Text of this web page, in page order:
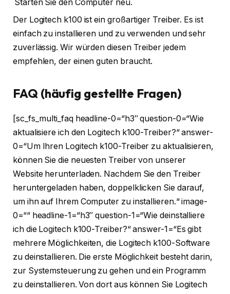
Starten Sie den Computer neu.
Der Logitech k100 ist ein großartiger Treiber. Es ist
einfach zu installieren und zu verwenden und sehr
zuverlässig. Wir würden diesen Treiber jedem
empfehlen, der einen guten braucht.
FAQ (häufig gestellte Fragen)
[sc_fs_multi_faq headline-0=“h3″ question-0=“Wie
aktualisiere ich den Logitech k100-Treiber?“ answer-
0=“Um Ihren Logitech k100-Treiber zu aktualisieren,
können Sie die neuesten Treiber von unserer
Website herunterladen. Nachdem Sie den Treiber
heruntergeladen haben, doppelklicken Sie darauf,
um ihn auf Ihrem Computer zu installieren.“ image-
0=““ headline-1=“h3″ question-1=“Wie deinstalliere
ich die Logitech k100-Treiber?“ answer-1=“Es gibt
mehrere Möglichkeiten, die Logitech k100-Software
zu deinstallieren. Die erste Möglichkeit besteht darin,
zur Systemsteuerung zu gehen und ein Programm
zu deinstallieren. Von dort aus können Sie Logitech